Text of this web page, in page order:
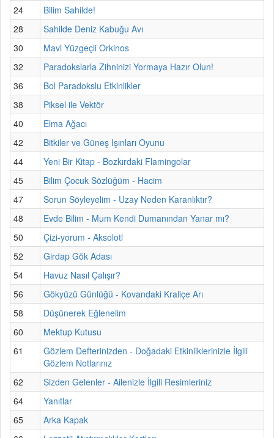
24
Bilim Sahilde!
28
Sahilde Deniz Kabuğu Avı
30
Mavi Yüzgeçli Orkinos
32
Paradokslarla Zihninizi Yormaya Hazır Olun!
36
Bol Paradokslu Etkinlikler
38
Piksel ile Vektör
40
Elma Ağacı
42
Bitkiler ve Güneş Işınları Oyunu
44
Yeni Bir Kitap - Bozkırdaki Flamingolar
45
Bilim Çocuk Sözlüğüm - Hacim
47
Sorun Söyleyelim - Uzay Neden Karanlıktır?
48
Evde Bilim - Mum Kendi Dumanından Yanar mı?
50
Çizi-yorum - Aksolotl
52
Girdap Gök Adası
54
Havuz Nasıl Çalışır?
56
Gökyüzü Günlüğü - Kovandaki Kraliçe Arı
58
Düşünerek Eğlenelim
60
Mektup Kutusu
61
Gözlem Defterinizden - Doğadaki Etkinliklerinizle İlgili
Gözlem Notlarınız
62
Sizden Gelenler - Ailenizle İlgili Resimleriniz
64
Yanıtlar
65
Arka Kapak